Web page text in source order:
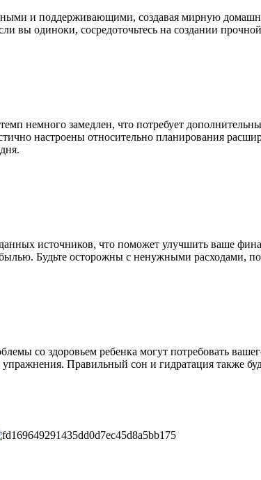
и поддерживающими, создавая мирную
вы одиноки, сосредоточьтесь на создании
немного замедлен, что потребует
настроены относительно планирования
источников, что поможет улучшить ваше
Будьте осторожны с ненужными расходами,
со здоровьем ребенка могут потребовать
Правильный сон и гидратация также